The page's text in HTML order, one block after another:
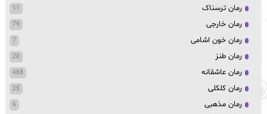
رمان ترسناک 11
رمان خارجی 79
رمان خون اشامی 7
رمان طنز 20
رمان عاشقانه 488
رمان کلکلی 25
رمان مذهبی 6